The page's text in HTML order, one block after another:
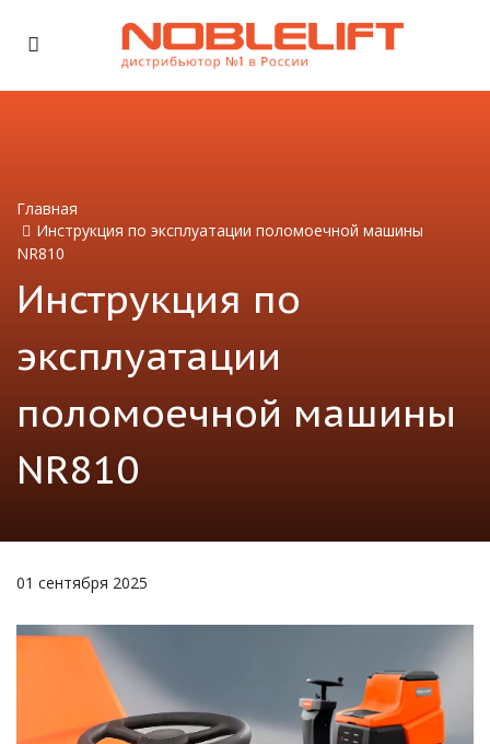
Главная
Инструкция по эксплуатации поломоечной машины
NR810
Инструкция по
эксплуатации
поломоечной машины
NR810
01 сентября 2025